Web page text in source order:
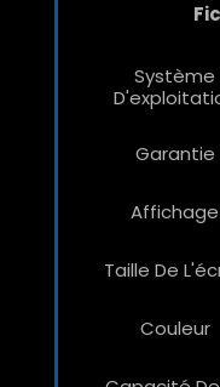
Système
Garantie
Affichage
Taille De
Couleur